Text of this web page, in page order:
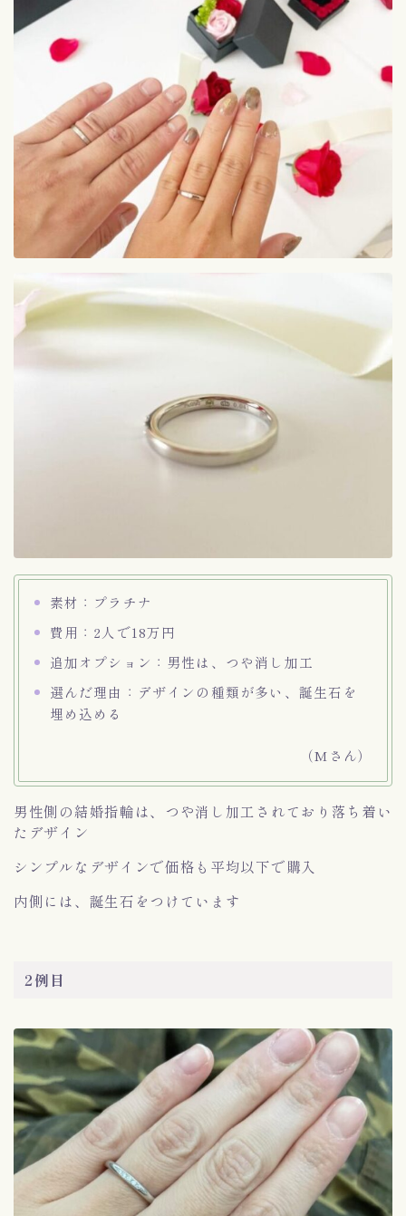
素材：プラチナ
費用：2人で18万円
追加オプション：男性は、つや消し加工
選んだ理由：デザインの種類が多い、誕生石を
埋め込める
（Mさん）
男性側の結婚指輪は、つや消し加工されており落ち着い
たデザイン
シンプルなデザインで価格も平均以下で購入
内側には、誕生石をつけています
2例目